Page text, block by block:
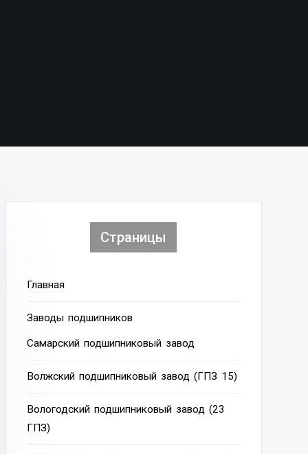
Страницы
Главная
Заводы подшипников
Cамарский подшипниковый завод
Волжский подшипниковый завод (ГПЗ 15)
Вологодский подшипниковый завод (23
ГПЗ)